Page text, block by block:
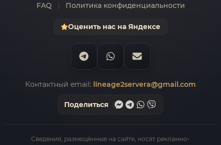
FAQ Политика конфиденциальности
Оценить нас на Яндексе
Контактный email: lineage2servera@gmail.com
Поделиться
Сведения, размещённые на сайте, носят рекламно-